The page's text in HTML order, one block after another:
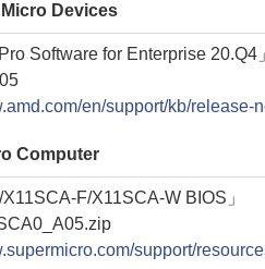
Devices
Software for Enterprise 20.Q4」
en/support/kb/release-
Computer
X11SCA-F/X11SCA-W BIOS」
support/